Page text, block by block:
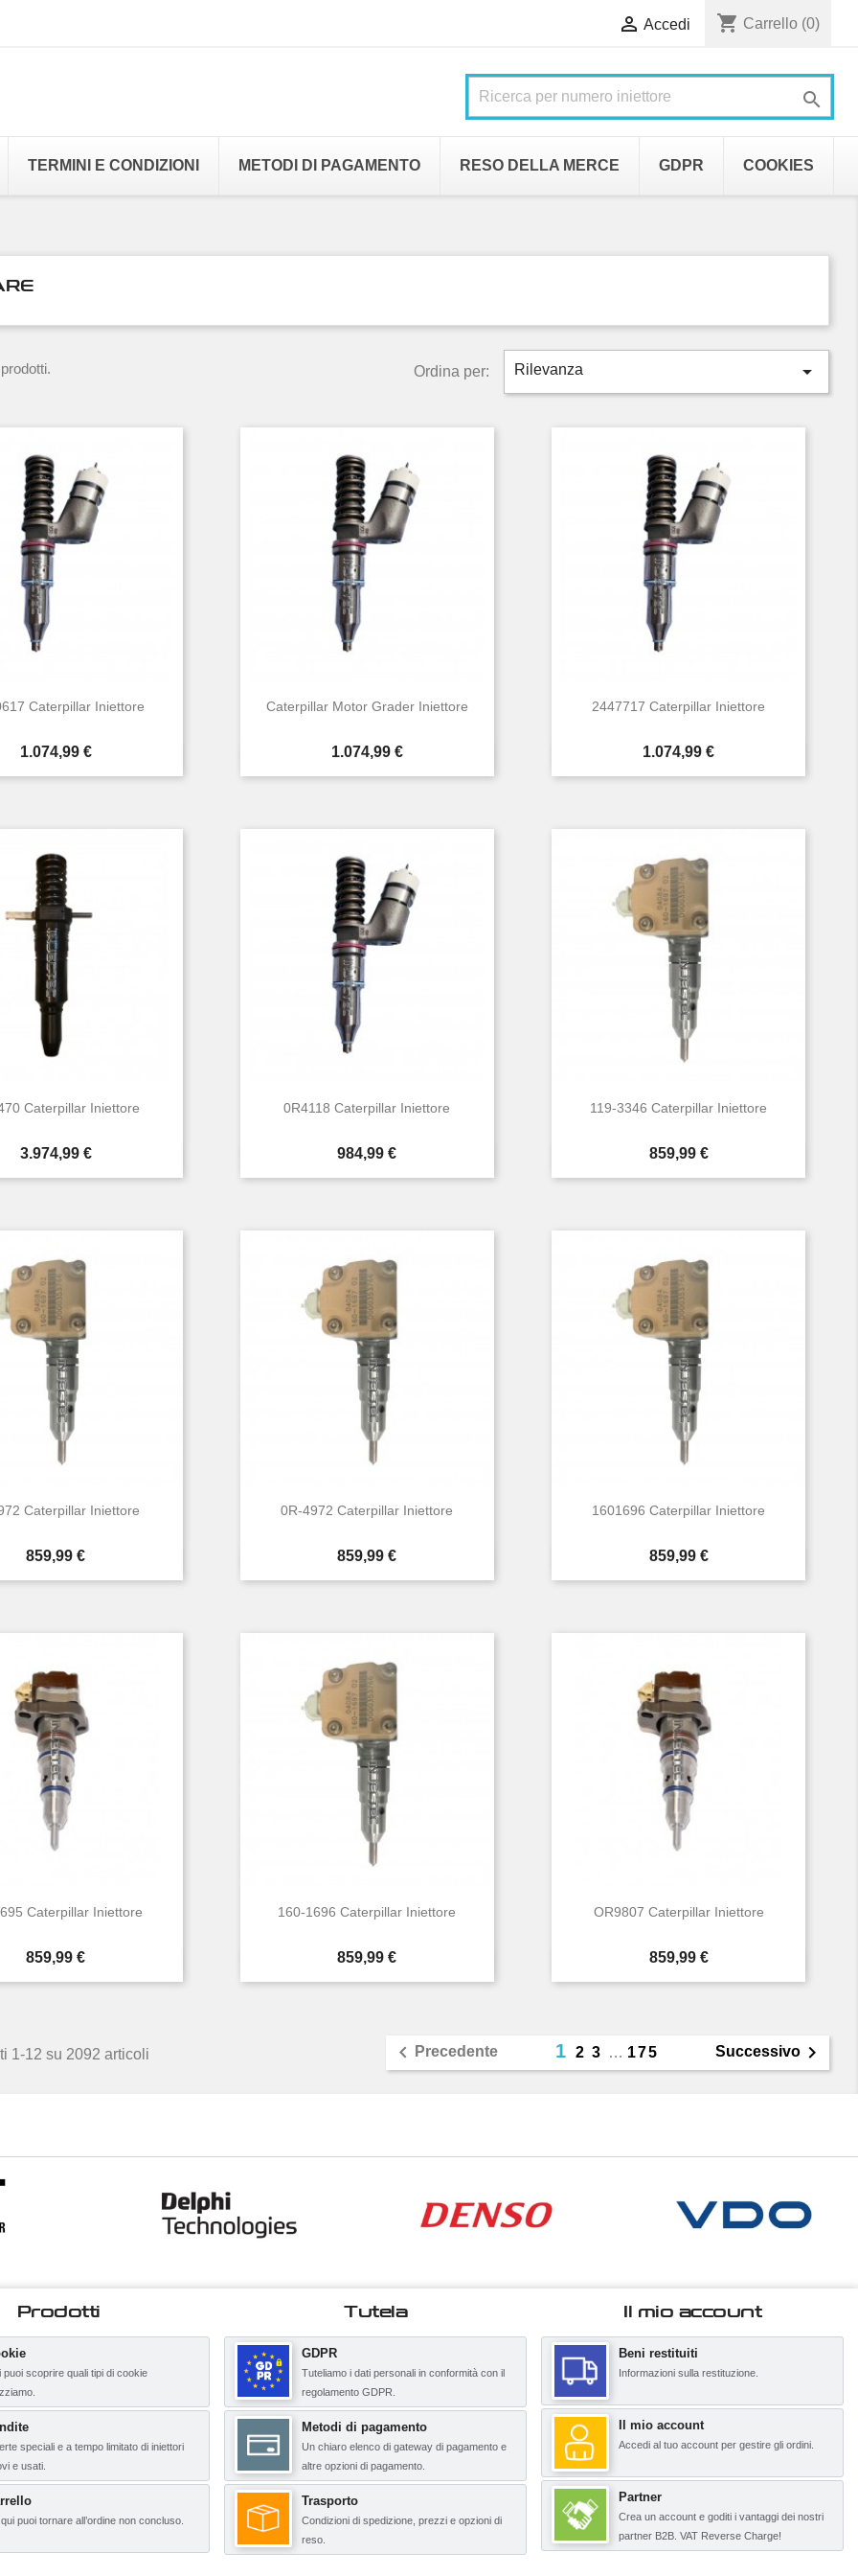
 Accedi shopping_cart Carrello (0)

TERMINI E CONDIZIONI METODI DI PAGAMENTO RESO DELLA MERCE GDPR COOKIES
Ordina per: Rilevanza 
Caterpillar Iniettore
Prezzo
1.074,99 €
 Anteprima
Caterpillar Motor Grader Iniettore
Prezzo
1.074,99 €
 Anteprima
2447717 Caterpillar Iniettore
Prezzo
1.074,99 €
 Anteprima
Caterpillar Iniettore
Prezzo
3.974,99 €
Anteprima
0R4118 Caterpillar Iniettore
Prezzo
984,99 €
Anteprima
119-3346 Caterpillar Iniettore
Prezzo
859,99 €
Anteprima
Caterpillar Iniettore
Prezzo
859,99 €
 Anteprima
0R-4972 Caterpillar Iniettore
Prezzo
859,99 €
 Anteprima
1601696 Caterpillar Iniettore
Prezzo
859,99 €
 Anteprima
Caterpillar Iniettore
Prezzo
859,99 €
 Anteprima
160-1696 Caterpillar Iniettore
Prezzo
859,99 €
 Anteprima
OR9807 Caterpillar Iniettore
Prezzo
859,99 €
 Anteprima
1-12 su 2092 articoli  Precedente 1 2 3 … 175 Successivo
Prodotti
puoi scoprire quali tipi di cookie
speciali e a tempo limitato di iniettori
e usati.
puoi tornare all’ordine non concluso.
Tutela
GDPR
Tuteliamo i dati personali in conformità con il
regolamento GDPR.
Metodi di pagamento
Un chiaro elenco di gateway di pagamento e
altre opzioni di pagamento.
Trasporto
Condizioni di spedizione, prezzi e opzioni di
reso.
Il mio account
Beni restituiti
Informazioni sulla restituzione.
Il mio account
Accedi al tuo account per gestire gli ordini.
Partner
Crea un account e goditi i vantaggi dei nostri
partner B2B. VAT Reverse Charge!